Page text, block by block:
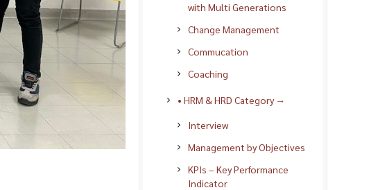
with Multi Generations
Change Management
Commucation
Coaching
• HRM & HRD Category →
Interview
Management by Objectives
KPIs – Key Performance
Indicator